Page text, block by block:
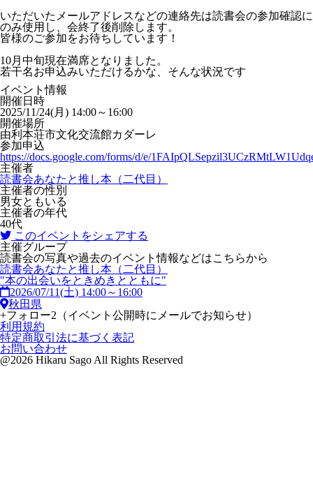
いただいたメールアドレスなどの連絡先は読書会の参加確認に
のみ使用し、会終了後削除します。
皆様のご参加をお待ちしています！
10月中旬現在満席となりました。
若干名お申込みいただけるかな、そんな状況です
イベント情報
開催日時
2025/11/24(月) 14:00～16:00
開催場所
由利本荘市文化交流館カダーレ
参加申込
https://docs.google.com/forms/d/e/
主催者
読書会あなたと推し本（二代目）
主催者の性別
男女ともいる
主催者の年代
40代
このイベントをシェアする
主催グループ
読書会の写真や過去のイベント情報などはこちらから
読書会あなたと推し本（二代目）
"本の出会いをときめきとともに"
2026/07/11(土) 14:00～16:00
秋田県
+フォロー2 （イベント公開時にメールでお知らせ）
利用規約
特定商取引法に基づく表記
お問い合わせ
@2026 Hikaru Sago All Rights Reserved